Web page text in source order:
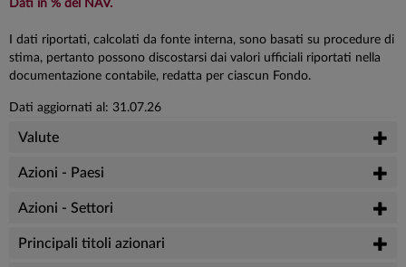
Dati in % del NAV.
I dati riportati, calcolati da fonte interna, sono basati su procedure di
stima, pertanto possono discostarsi dai valori ufficiali riportati nella
documentazione contabile, redatta per ciascun Fondo.
Dati aggiornati al: 31.07.26
Valute
Azioni - Paesi
Azioni - Settori
Principali titoli azionari